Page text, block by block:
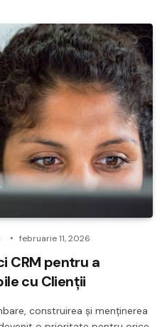
februarie 11, 2026
CRM pentru a
cu Clienții
construirea și menținerea